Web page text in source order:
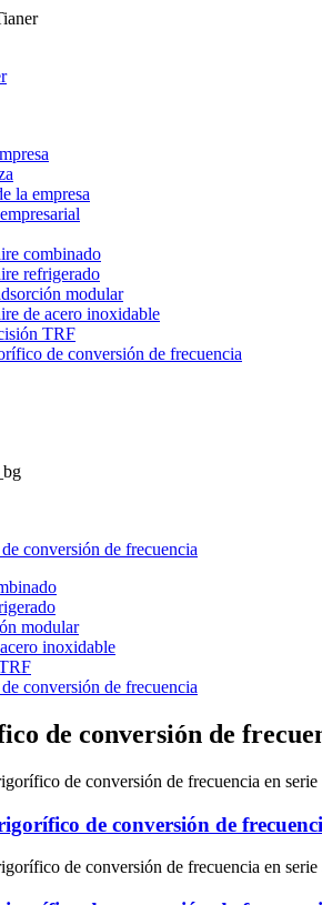
la empresa
combinado
refrigerado
modular
de acero inoxidable
TRF
de conversión de frecuencia
conversión de frecuencia
modular
inoxidable
conversión de frecuencia
de conversión de
de conversión de